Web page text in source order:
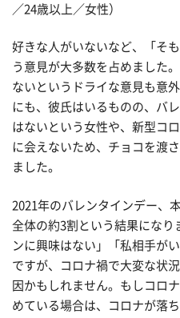
／24歳以上／女性）
好きな人がいないなど、「そ
う意見が大多数を占めました
ないというドライな意見も意
にも、彼氏はいるものの、バ
はないという女性や、新型コ
に会えないため、チョコを渡
ました。
2021年のバレンタインデー、
全体の約3割という結果になり
ンに興味はない」「私相手が
ですが、コロナ禍で大変な状
因かもしれません。もしコロ
めている場合は、コロナが落